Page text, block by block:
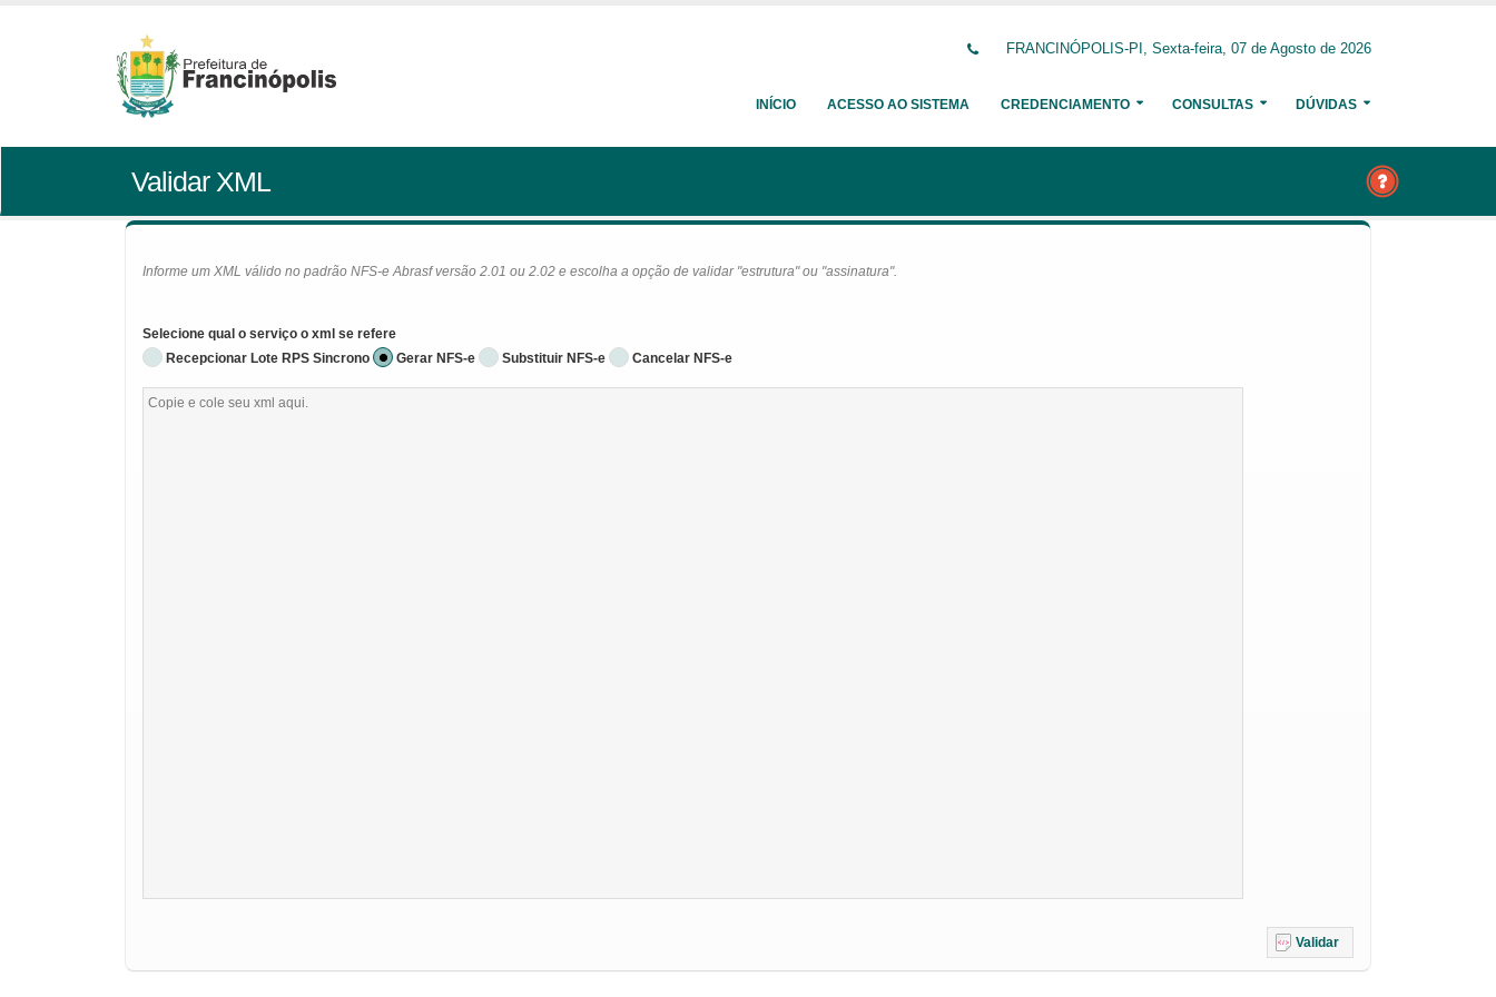
FRANCINÓPOLIS-PI, Sexta-feira, 07 de Agosto de 2026
INÍCIO ACESSO AO SISTEMA CREDENCIAMENTO CONSULTAS DÚVIDAS
Validar XML
Informe um XML válido no padrão NFS-e Abrasf versão 2.01 ou 2.02 e escolha a opção de validar "estrutura" ou "assinatura".
Selecione qual o serviço o xml se refere
Recepcionar Lote RPS Sincrono
Gerar NFS-e Substituir NFS-e Cancelar NFS-e
Validar